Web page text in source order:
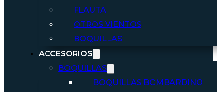
FLAUTA
OTROS VIENTOS
BOQUILLAS
ACCESORIOS
BOQUILLAS
BOQUILLAS BOMBARDINO